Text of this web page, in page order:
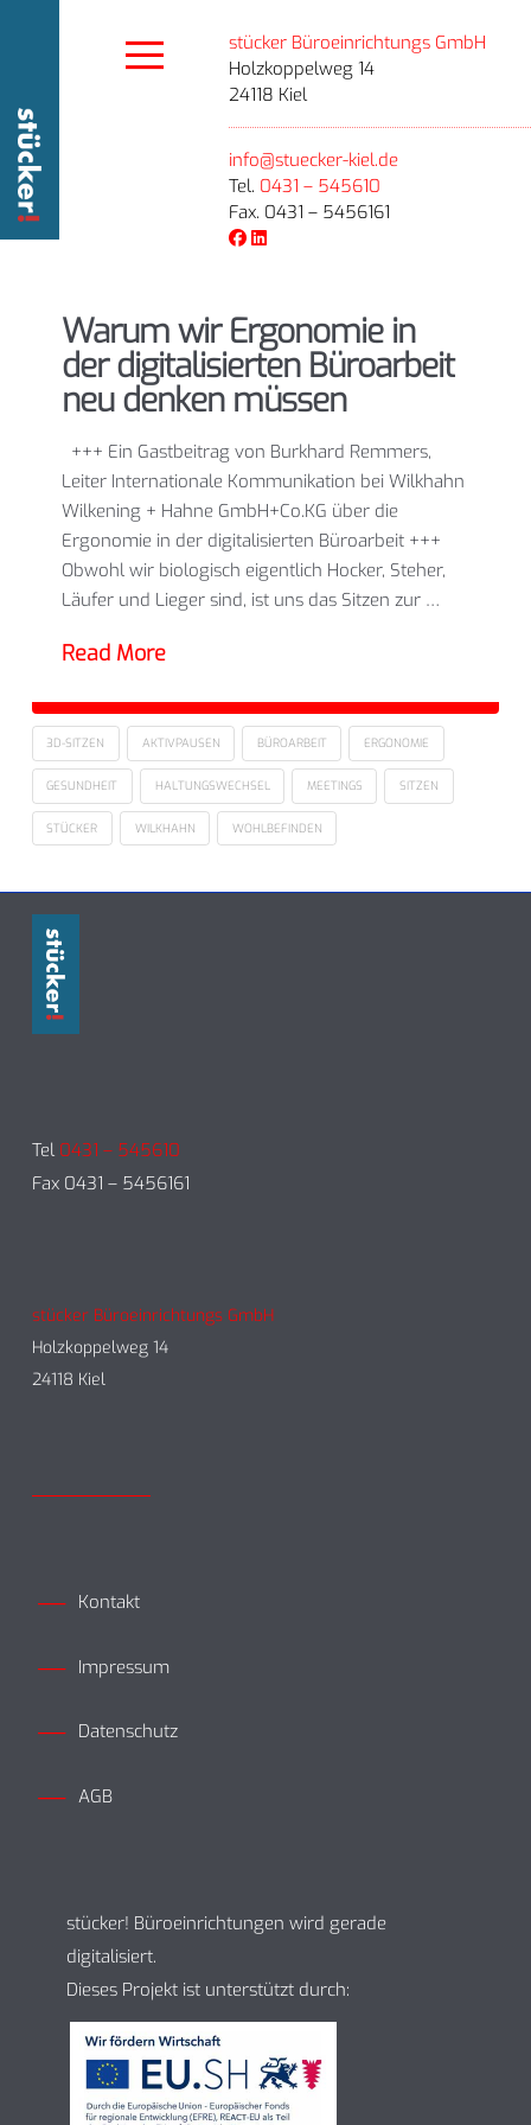
stücker Büroeinrichtungs GmbH
Holzkoppelweg 14
24118 Kiel
info@stuecker-kiel.de
Tel. 0431 – 545610
Fax. 0431 – 5456161
Warum wir Ergonomie in
der digitalisierten Büroarbeit
neu denken müssen
+++ Ein Gastbeitrag von Burkhard Remmers,
Leiter Internationale Kommunikation bei Wilkhahn
Wilkening + Hahne GmbH+Co.KG über die
Ergonomie in der digitalisierten Büroarbeit +++
Obwohl wir biologisch eigentlich Hocker, Steher,
Läufer und Lieger sind, ist uns das Sitzen zur …
Read More
3D-SITZEN AKTIVPAUSEN BÜROARBEIT ERGONOMIE
GESUNDHEIT HALTUNGSWECHSEL MEETINGS SITZEN
STÜCKER WILKHAHN WOHLBEFINDEN
Tel 0431 – 545610
Fax 0431 – 5456161
stücker Büroeinrichtungs GmbH
Holzkoppelweg 14
24118 Kiel
Kontakt
Impressum
Datenschutz
AGB
stücker! Büroeinrichtungen wird gerade
digitalisiert.
Dieses Projekt ist unterstützt durch: